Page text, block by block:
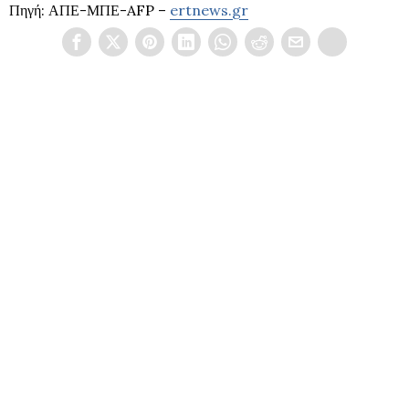
Πηγή: ΑΠΕ-ΜΠΕ-AFP – ertnews.gr